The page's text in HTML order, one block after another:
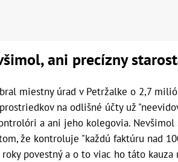
ani precízny
miestny úrad v Petržalke o 2,7
na odlišné účty už
a ani jeho kolegovia. Nevšimol
že kontroluje "každú faktúru nad
povestný a o to viac ho táto kauza